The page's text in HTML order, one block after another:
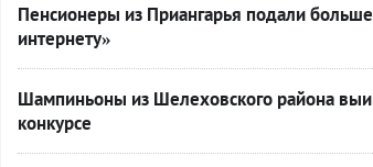
Пенсионеры из Приангарья подали
интернету»
Шампиньоны из Шелеховского района
конкурсе